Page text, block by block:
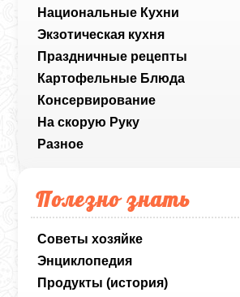
Национальные Кухни
Экзотическая кухня
Праздничные рецепты
Картофельные Блюда
Консервирование
На скорую Руку
Разное
Полезно знать
Советы хозяйке
Энциклопедия
Продукты (история)